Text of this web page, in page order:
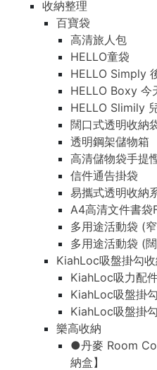
收納整理
百寶袋
高清旅人包
HELLO童袋
HELLO Simply
HELLO Boxy 今
HELLO Slimily
闊口式透明收納
透明鋼架儲物箱
高清儲物袋手提
信件通告掛袋
易攜式透明收納
A4高清文件書袋
多用途活動袋 (
多用途活動袋 (
KiahLoc吸盤掛勾
KiahLoc吸力配
KiahLoc吸盤掛
KiahLoc吸盤掛
樂高收納
●丹麥 Room
納盒】